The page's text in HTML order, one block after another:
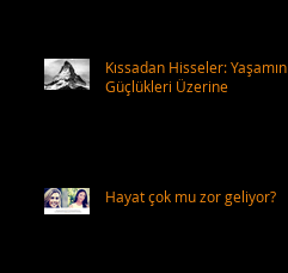
Kıssadan Hisseler: Yaşamın
Güçlükleri Üzerine
Hayat çok mu zor geliyor?